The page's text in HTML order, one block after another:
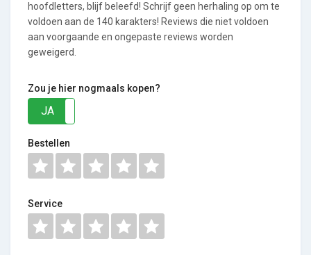
hoofdletters, blijf beleefd! Schrijf geen herhaling op om te
voldoen aan de 140 karakters! Reviews die niet voldoen
aan voorgaande en ongepaste reviews worden
geweigerd.
Zou je hier nogmaals kopen?
JA
Bestellen
Service